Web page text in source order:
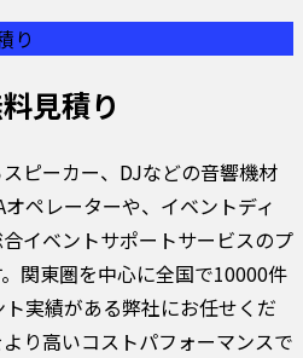
見積り
ピーカー、DJなどの音響機材
ペレーターや、イベントディ
イベントサポートサービスのプ
関東圏を中心に全国で10000件
実績がある弊社にお任せくだ
り高いコストパフォーマンスで